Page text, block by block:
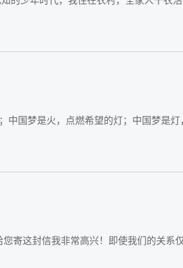
寄这封信我非常高兴！即使我们的关